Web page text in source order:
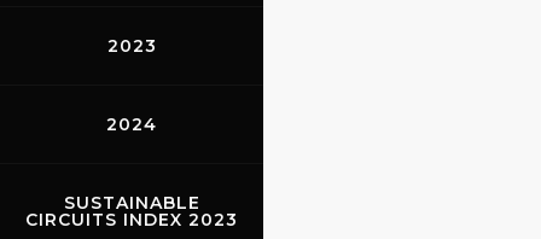
2023
2024
SUSTAINABLE
CIRCUITS INDEX 2023